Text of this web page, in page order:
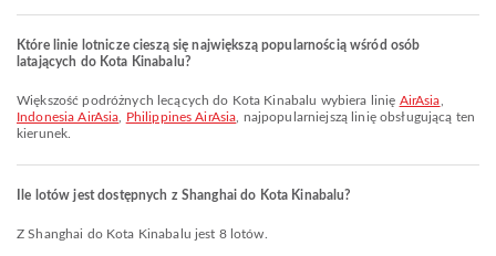
Które linie lotnicze cieszą się największą popularnością wśród osób
latających do Kota Kinabalu?
Większość podróżnych lecących do Kota Kinabalu wybiera linię AirAsia
Indonesia AirAsia
Philippines AirAsia , najpopularniejszą linię obsługującą ten
kierunek.
Ile lotów jest dostępnych z Shanghai do Kota Kinabalu?
Z Shanghai do Kota Kinabalu jest 8 lotów.